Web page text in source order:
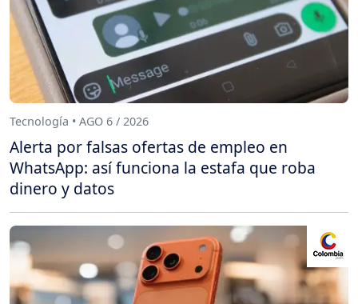
Tecnología • AGO 6 / 2026
Alerta por falsas ofertas de empleo en
WhatsApp: así funciona la estafa que roba
dinero y datos